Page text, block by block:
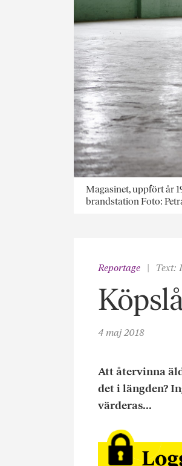
Magasinet, uppfört år
brandstation Foto:
Reportage Text:
4 maj 2018
Att återvinna
det i längden?
värderas...